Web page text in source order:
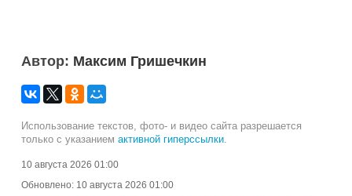
Автор: Максим Гришечкин
Использование текстов, фото- и видео сайта разрешается
только с указанием активной гиперссылки
10 августа 2026 01:00
Обновлено: 10 августа 2026 01:00